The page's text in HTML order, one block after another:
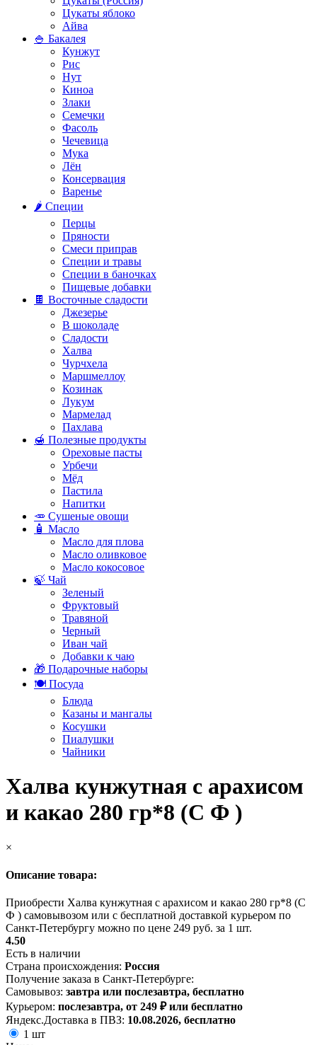
Цукаты яблоко
Айва
🍚 Бакалея
Кунжут
Рис
Нут
Киноа
Злаки
Семечки
Фасоль
Чечевица
Мука
Лён
Консервация
Варенье
🌶️ Специи
Перцы
Пряности
Смеси приправ
Специи и травы
Специи в баночках
Пищевые добавки
🍫 Восточные сладости
Джезерье
В шоколаде
Сладости
Халва
Чурчхела
Маршмеллоу
Козинак
Лукум
Мармелад
Пахлава
🍯 Полезные продукты
Ореховые пасты
Урбечи
Мёд
Пастила
Напитки
🥕 Сушеные овощи
🧴 Масло
Масло для плова
Масло оливковое
Масло кокосовое
🍃 Чай
Зеленый
Фруктовый
Травяной
Черный
Иван чай
Добавки к чаю
🎁 Подарочные наборы
🍽️ Посуда
Блюда
Казаны и мангалы
Косушки
Пиалушки
Чайники
Халва кунжутная с арахисом
и какао 280 гр*8 (С Ф )
×
Описание товара:
Приобрести Халва кунжутная с арахисом и какао 280 гр*8 (С
Ф ) самовывозом или с бесплатной доставкой курьером по
Санкт-Петербургу можно по цене 249 руб. за 1 шт.
4.50
Есть в наличии
Страна происхождения: Россия
Получение заказа в Санкт-Петербурге:
Самовывоз: завтра или послезавтра, бесплатно
Курьером: послезавтра, от 249 ₽ или бесплатно
Яндекс.Доставка в ПВЗ: 10.08.2026, бесплатно
1 шт